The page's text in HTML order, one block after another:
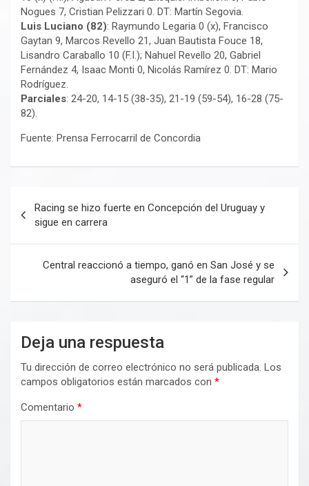
Nogues 7, Cristian Pelizzari 0. DT: Martín Segovia.
Luis Luciano (82): Raymundo Legaria 0 (x), Francisco
Gaytan 9, Marcos Revello 21, Juan Bautista Fouce 18,
Lisandro Caraballo 10 (F.I.); Nahuel Revello 20, Gabriel
Fernández 4, Isaac Monti 0, Nicolás Ramírez 0. DT: Mario
Rodríguez.
Parciales: 24-20, 14-15 (38-35), 21-19 (59-54), 16-28 (75-
82).
Fuente: Prensa Ferrocarril de Concordia
de
entradas
Racing se hizo fuerte en Concepción del Uruguay y
sigue en carrera
Central reaccionó a tiempo, ganó en San José y se
aseguró el “1” de la fase regular
Deja una respuesta
Tu dirección de correo electrónico no será publicada. Los
campos obligatorios están marcados con *
Comentario *